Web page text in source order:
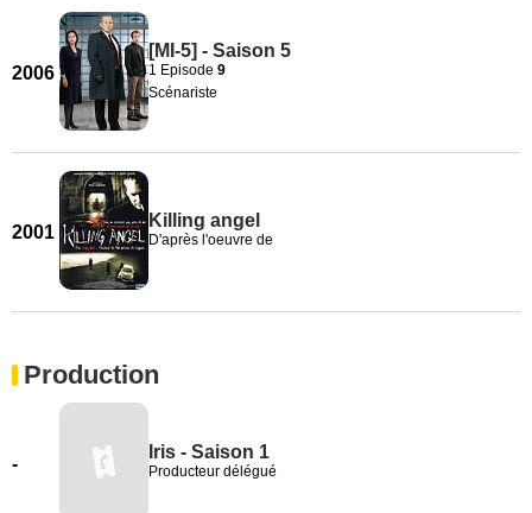
2006
[MI-5] - Saison 5
1 Episode 9
Scénariste
2001
Killing angel
D'après l'oeuvre de
Production
-
Iris - Saison 1
Producteur délégué